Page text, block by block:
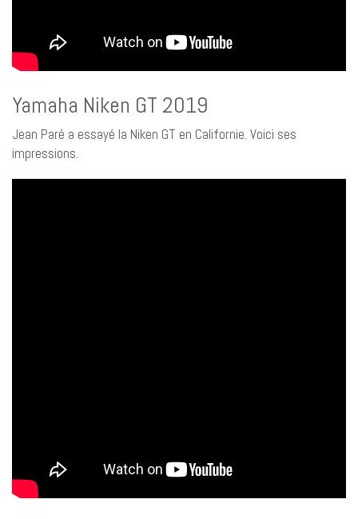
Yamaha Niken GT 2019
Jean Paré a essayé la Niken GT en Californie. Voici ses
impressions.